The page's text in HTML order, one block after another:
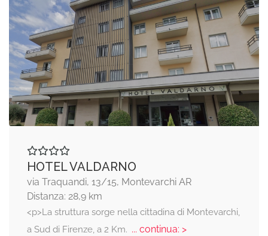
HOTEL VALDARNO
via Traquandi, 13/15, Montevarchi AR
Distanza: 28,9 km
<p>La struttura sorge nella cittadina di Montevarchi,
a Sud di Firenze, a 2 Km. ... continua: >